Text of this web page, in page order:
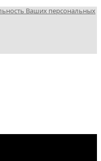
Ваших персональных